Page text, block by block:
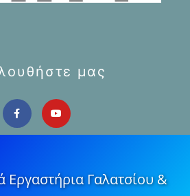
μας
Εργαστήρια Γαλατσίου &